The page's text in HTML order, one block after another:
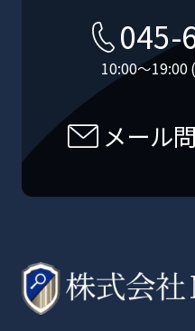
045-
10:00〜19:00
メール